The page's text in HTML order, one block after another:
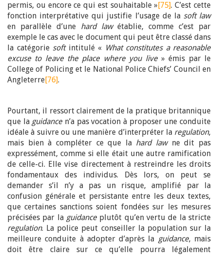
permis, ou encore ce qui est souhaitable » [75]. C’est cette
fonction interprétative qui justifie l’usage de la soft law
en parallèle d’une hard lawétablie, comme c’est par
exemple le cas avec le document qui peut être classé dans
la catégorie soft intitulé « What constitutes a reasonable
excuse to leave the place where you live» émis par le
College of Policing et le National Police Chiefs’ Council en
Angleterre[76].
Pourtant, il ressort clairement de la pratique britannique
que la guidancen’a pas vocation à proposer une conduite
idéale à suivre ou une manière d’interpréter la regulation,
mais bien à compléter ce que la hard lawne dit pas
expressément, comme si elle était une autre ramification
de celle-ci. Elle vise directement à restreindre les droits
fondamentaux des individus. Dès lors, on peut se
demander s’il n’y a pas un risque, amplifié par la
confusion générale et persistante entre les deux textes,
que certaines sanctions soient fondées sur les mesures
précisées par la guidanceplutôt qu’en vertu de la stricte
regulation. La police peut conseiller la population sur la
meilleure conduite à adopter d’après la guidance, mais
doit être claire sur ce qu’elle pourra légalement